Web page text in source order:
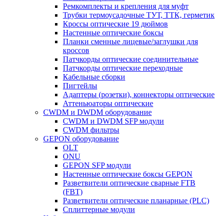
Ремкомплекты и крепления для муфт
Трубки термоусадочные ТУТ, ТТК, герметик
Кроссы оптические 19 дюймов
Настенные оптические боксы
Планки сменные лицевые/заглушки для
кроссов
Патчкорды оптические соединительные
Патчкорды оптические переходные
Кабельные сборки
Пигтейлы
Адаптеры (розетки), коннекторы оптические
Аттеньюаторы оптические
CWDM и DWDM оборудование
CWDM и DWDM SFP модули
CWDM фильтры
GEPON оборудование
OLT
ONU
GEPON SFP модули
Настенные оптические боксы GEPON
Разветвители оптические сварные FTB
(FBT)
Разветвители оптические планарные (PLC)
Сплиттерные модули